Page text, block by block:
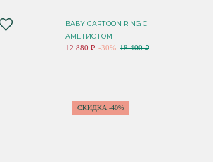
BABY CARTOON RING С
АМЕТИСТОМ
12 880 ₽ -30% 18 400 ₽
СКИДКА -40%